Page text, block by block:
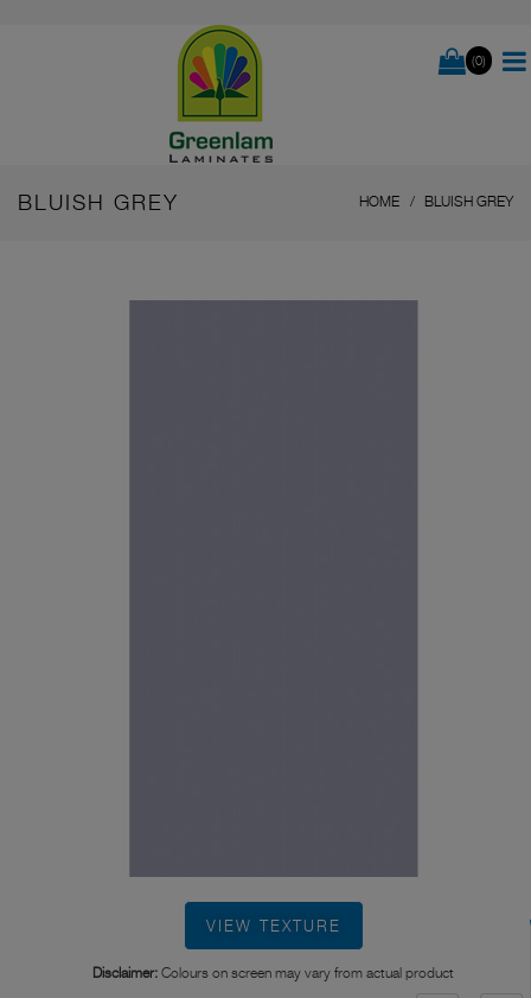
(0)
BLUISH GREY HOME BLUISH GREY
VIEW TEXTURE
Disclaimer: Colours on screen may vary from actual product